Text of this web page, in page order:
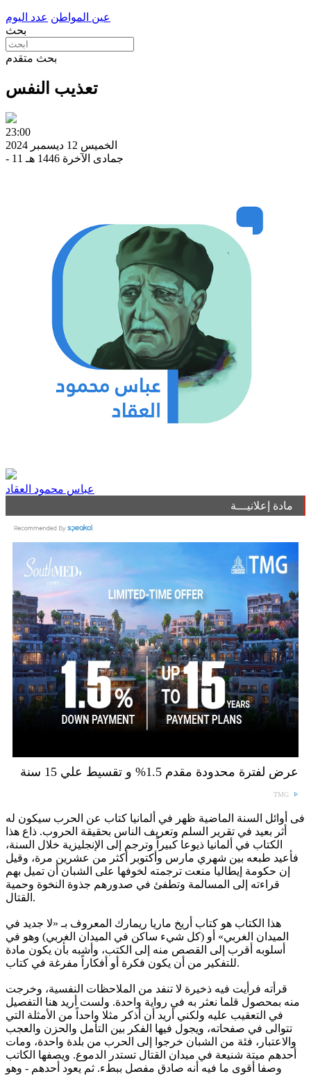
عين المواطن عدد اليوم
بحث
بحث متقدم
تعذيب النفس
23:00
الخميس 12 ديسمبر 2024
- 11 جمادى الآخرة 1446 هـ
عباس محمود العقاد
مادة إعلانيـــة
عرض لفترة محدودة مقدم 1.5% و تقسيط علي 15 سنة
TMG
فى أوائل السنة الماضية ظهر في ألمانيا كتاب عن الحرب سيكون له
أثر بعيد في تقرير السلم وتعريف الناس بحقيقة الحروب. ذاع هذا
الكتاب في ألمانيا ذيوعا كبيراً وترجم إلى الإنجليزية خلال السنة،
فأعيد طبعه بين شهري مارس وأكتوبر أكثر من عشرين مرة، وقيل
إن حكومة إيطاليا منعت ترجمته لخوفها على الشبان أن تميل بهم
قراءته إلى المسالمة وتطفئ في صدورهم جذوة النخوة وحمية
القتال.
هذا الكتاب هو كتاب أريخ ماريا ريمارك المعروف بـ «لا جديد في
الميدان الغربي» أو (كل شيء ساكن في الميدان الغربي) وهو في
أسلوبه أقرب إلى القصص منه إلى الكتب، وأشبه بأن يكون مادة
للتفكير من أن يكون فكرة أو أفكاراً مفرغة في كتاب.
قرأته فرأيت فيه ذخيرة لا تنفد من الملاحظات النفسية، وخرجت
منه بمحصول قلما نعثر به في رواية واحدة. ولست أريد هنا التفصيل
في التعقيب عليه ولكني أريد أن أذكر مثلا واحداً من الأمثلة التي
تتوالى في صفحاته، ويجول فيها الفكر بين التأمل والحزن والعجب
والاعتبار، فئة من الشبان خرجوا إلى الحرب من بلدة واحدة، ومات
أحدهم ميتة شنيعة في ميدان القتال تستدر الدموع. ويصفها الكاتب
وصفا أقوى ما فيه أنه صادق مفصل ببطء. ثم يعود أحدهم - وهو